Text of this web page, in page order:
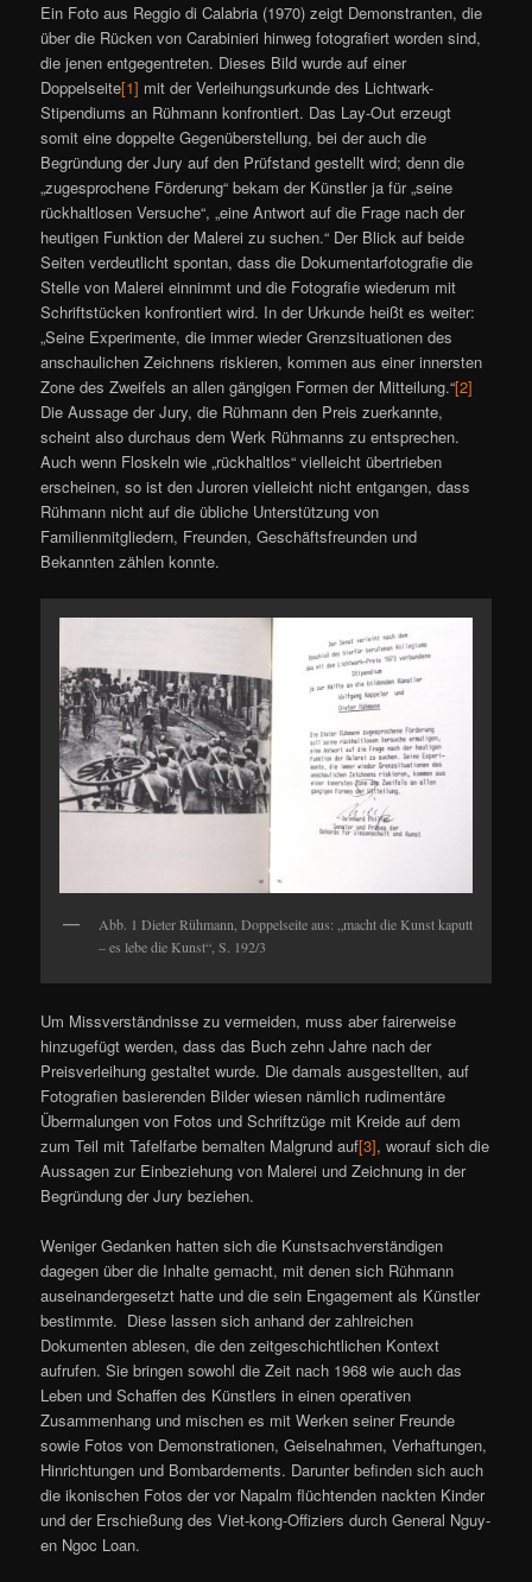
Ein Foto aus Reggio di Calabria (1970) zeigt Demonstranten, die
über die Rücken von Carabinieri hinweg fotografiert worden sind,
die jenen entgegentreten. Dieses Bild wurde auf einer
Doppelseite[1] mit der Verleihungsurkunde des Lichtwark-
Stipendiums an Rühmann konfrontiert. Das Lay-Out erzeugt
somit eine doppelte Gegenüberstellung, bei der auch die
Begründung der Jury auf den Prüfstand gestellt wird; denn die
„zugesprochene Förderung“ bekam der Künstler ja für „seine
rückhaltlosen Versuche“, „eine Antwort auf die Frage nach der
heutigen Funktion der Malerei zu suchen.“ Der Blick auf beide
Seiten verdeutlicht spontan, dass die Dokumentarfotografie die
Stelle von Malerei einnimmt und die Fotografie wiederum mit
Schriftstücken konfrontiert wird. In der Urkunde heißt es weiter:
„Seine Experimente, die immer wieder Grenzsituationen des
anschaulichen Zeichnens riskieren, kommen aus einer innersten
Zone des Zweifels an allen gängigen Formen der Mitteilung.“[2]
Die Aussage der Jury, die Rühmann den Preis zuerkannte,
scheint also durchaus dem Werk Rühmanns zu entsprechen.
Auch wenn Floskeln wie „rückhaltlos“ vielleicht übertrieben
erscheinen, so ist den Juroren vielleicht nicht entgangen, dass
Rühmann nicht auf die übliche Unterstützung von
Familienmitgliedern, Freunden, Geschäftsfreunden und
Bekannten zählen konnte.
Abb. 1 Dieter Rühmann, Doppelseite aus: „macht die Kunst kaputt
– es lebe die Kunst“, S. 192/3
Um Missverständnisse zu vermeiden, muss aber fairerweise
hinzugefügt werden, dass das Buch zehn Jahre nach der
Preisverleihung gestaltet wurde. Die damals ausgestellten, auf
Fotografien basierenden Bilder wiesen nämlich rudimentäre
Übermalungen von Fotos und Schriftzüge mit Kreide auf dem
zum Teil mit Tafelfarbe bemalten Malgrund auf[3], worauf sich die
Aussagen zur Einbeziehung von Malerei und Zeichnung in der
Begründung der Jury beziehen.
Weniger Gedanken hatten sich die Kunstsachverständigen
dagegen über die Inhalte gemacht, mit denen sich Rühmann
auseinandergesetzt hatte und die sein Engagement als Künstler
bestimmte. Diese lassen sich anhand der zahlreichen
Dokumenten ablesen, die den zeitgeschichtlichen Kontext
aufrufen. Sie bringen sowohl die Zeit nach 1968 wie auch das
Leben und Schaffen des Künstlers in einen operativen
Zusammenhang und mischen es mit Werken seiner Freunde
sowie Fotos von Demonstrationen, Geiselnahmen, Verhaftungen,
Hinrichtungen und Bombardements. Darunter befinden sich auch
die ikonischen Fotos der vor Napalm flüchtenden nackten Kinder
und der Erschießung des Viet-kong-Offiziers durch General Nguy-
en Ngoc Loan.